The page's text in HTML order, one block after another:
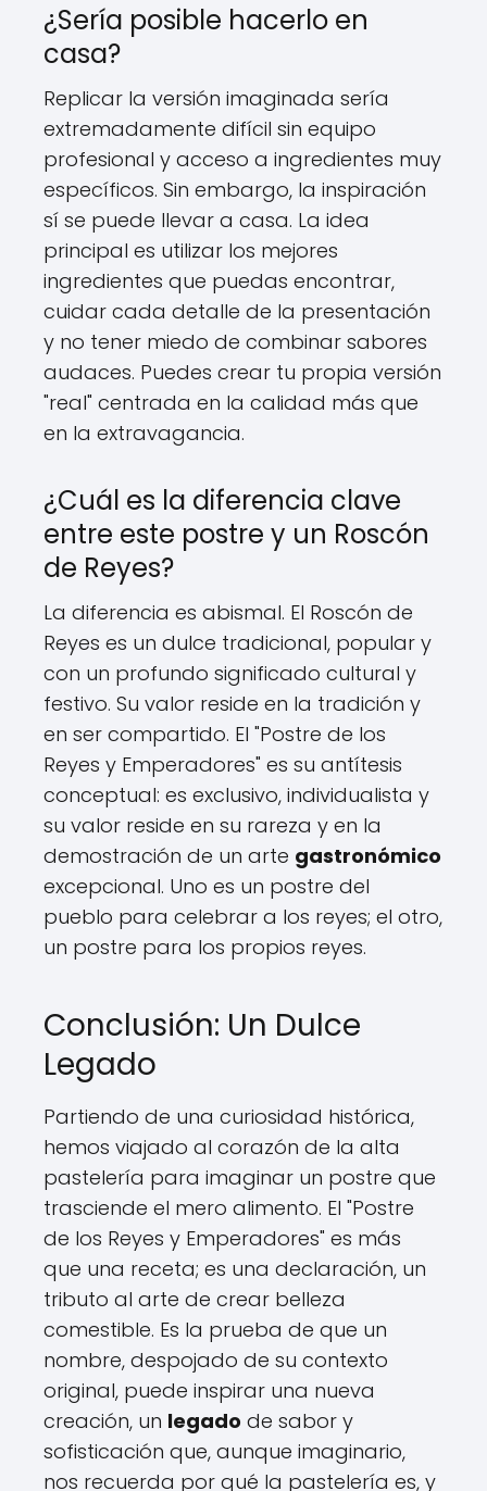
¿Sería posible hacerlo en
casa?
Replicar la versión imaginada sería
extremadamente difícil sin equipo
profesional y acceso a ingredientes muy
específicos. Sin embargo, la inspiración
sí se puede llevar a casa. La idea
principal es utilizar los mejores
ingredientes que puedas encontrar,
cuidar cada detalle de la presentación
y no tener miedo de combinar sabores
audaces. Puedes crear tu propia versión
"real" centrada en la calidad más que
en la extravagancia.
¿Cuál es la diferencia clave
entre este postre y un Roscón
de Reyes?
La diferencia es abismal. El Roscón de
Reyes es un dulce tradicional, popular y
con un profundo significado cultural y
festivo. Su valor reside en la tradición y
en ser compartido. El "Postre de los
Reyes y Emperadores" es su antítesis
conceptual: es exclusivo, individualista y
su valor reside en su rareza y en la
demostración de un arte gastronómico
excepcional. Uno es un postre del
pueblo para celebrar a los reyes; el otro,
un postre para los propios reyes.
Conclusión: Un Dulce
Legado
Partiendo de una curiosidad histórica,
hemos viajado al corazón de la alta
pastelería para imaginar un postre que
trasciende el mero alimento. El "Postre
de los Reyes y Emperadores" es más
que una receta; es una declaración, un
tributo al arte de crear belleza
comestible. Es la prueba de que un
nombre, despojado de su contexto
original, puede inspirar una nueva
creación, un legado de sabor y
sofisticación que, aunque imaginario,
nos recuerda por qué la pastelería es, y